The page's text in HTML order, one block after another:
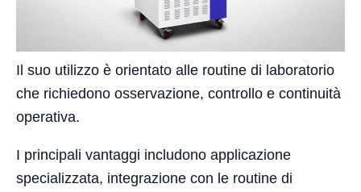
Il suo utilizzo è orientato alle routine di laboratorio
che richiedono osservazione, controllo e continuità
operativa.
I principali vantaggi includono applicazione
specializzata, integrazione con le routine di